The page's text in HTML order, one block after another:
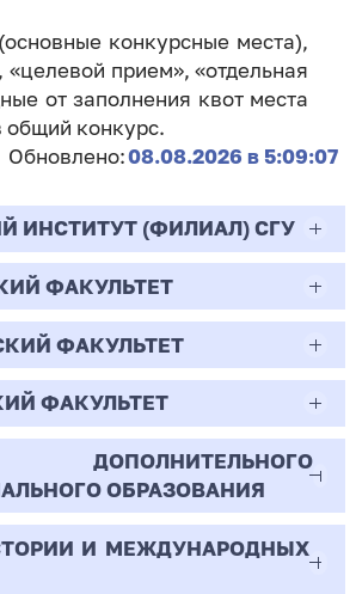
конкурсные места),
«целевой прием», «отдельная
от заполнения квот места
общий конкурс.
Обновлено:08.08.2026 в 5:09:07
ИНСТИТУТ (ФИЛИАЛ) СГУ
образование
мест - 10
Практическая
образования
ФАКУЛЬТЕТ
мест - 50
ФАКУЛЬТЕТ
мест - 15
ФАКУЛЬТЕТ
ДОПОЛНИТЕЛЬНОГО
ОБРАЗОВАНИЯ
И МЕЖДУНАРОДНЫХ